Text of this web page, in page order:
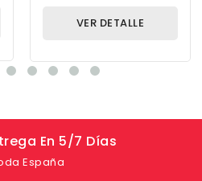
VER DETALLE
En 5/7 Días
España